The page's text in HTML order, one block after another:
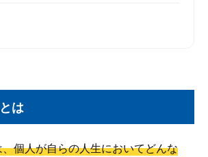
は
個人が自らの人生においてどんな